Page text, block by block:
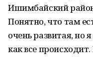
Ишимбайский
Понятно, что там
очень развитая, но
как все